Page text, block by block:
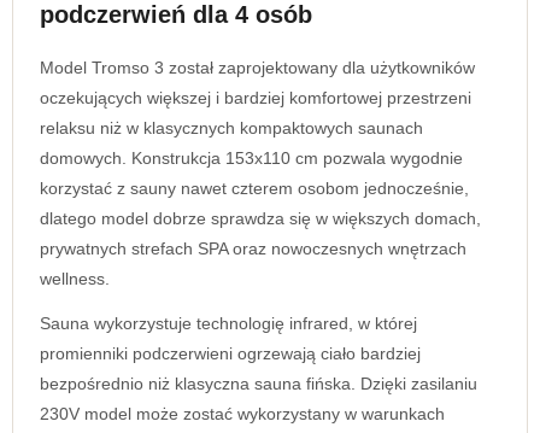
podczerwień dla 4 osób
Model Tromso 3 został zaprojektowany dla użytkowników
oczekujących większej i bardziej komfortowej przestrzeni
relaksu niż w klasycznych kompaktowych saunach
domowych. Konstrukcja 153x110 cm pozwala wygodnie
korzystać z sauny nawet czterem osobom jednocześnie,
dlatego model dobrze sprawdza się w większych domach,
prywatnych strefach SPA oraz nowoczesnych wnętrzach
wellness.
Sauna wykorzystuje technologię infrared, w której
promienniki podczerwieni ogrzewają ciało bardziej
bezpośrednio niż klasyczna sauna fińska. Dzięki zasilaniu
230V model może zostać wykorzystany w warunkach